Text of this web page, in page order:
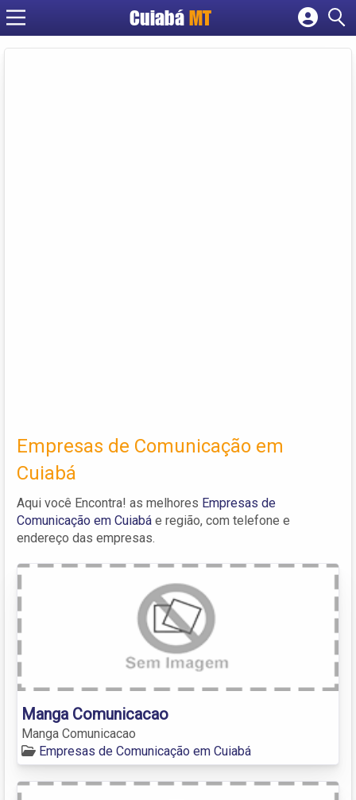
Cuiabá MT
Cadastrar empresa
Empresas de Comunicação em
Cuiabá
Aqui você Encontra! as melhores Empresas de
Comunicação em Cuiabá e região, com telefone e
endereço das empresas.
Manga Comunicacao
Manga Comunicacao
Empresas de Comunicação em Cuiabá